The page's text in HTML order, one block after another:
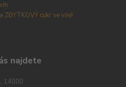
ZBYTKOVÝ cukr ve víně
najdete
14000